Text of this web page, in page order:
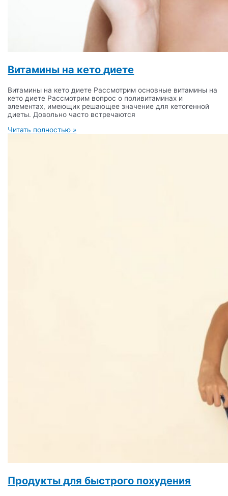
Витамины на кето диете
Витамины на кето диете Рассмотрим основные витамины на
кето диете Рассмотрим вопрос о поливитаминах и
элементах, имеющих решающее значение для кетогенной
диеты. Довольно часто встречаются
Читать полностью »
Продукты для быстрого похудения